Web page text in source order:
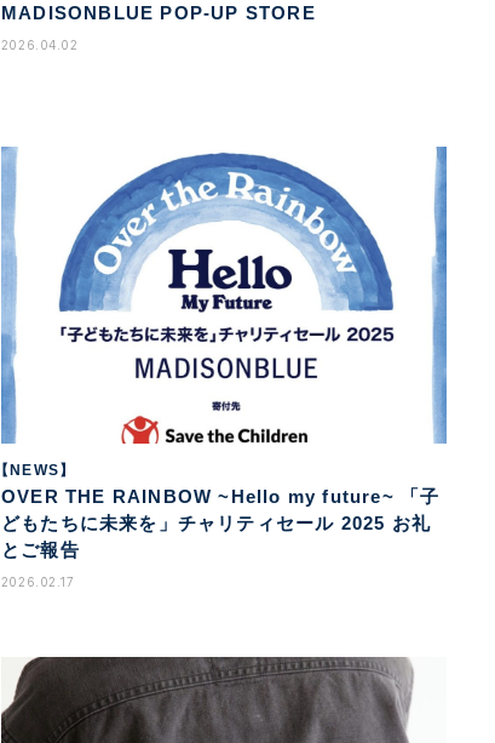
MADISONBLUE POP-UP STORE
2026.04.02
【NEWS】
OVER THE RAINBOW ~Hello my future~ 「子
どもたちに未来を」チャリティセール 2025 お礼
とご報告
2026.02.17